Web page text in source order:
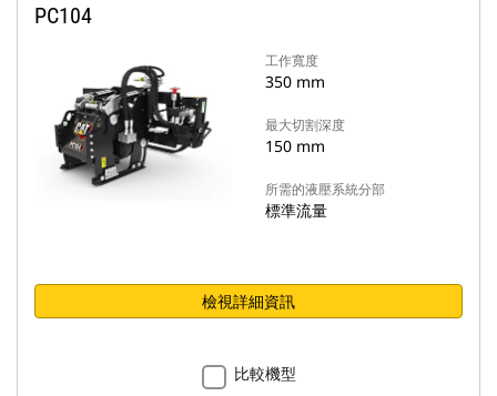
PC104
工作寬度
350 mm
最大切割深度
150 mm
所需的液壓系統分部
標準流量
檢視詳細資訊
比較機型